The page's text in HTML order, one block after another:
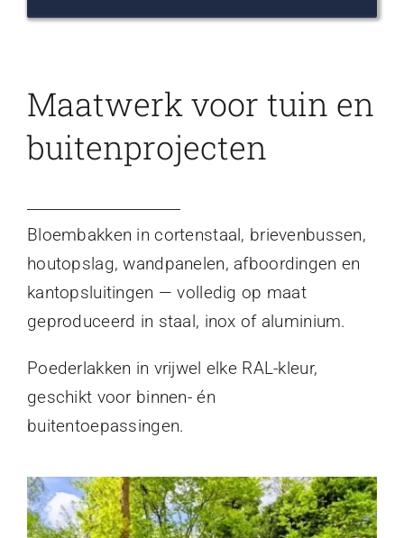
Maatwerk voor tuin en
buitenprojecten
Bloembakken in cortenstaal, brievenbussen,
houtopslag, wandpanelen, afboordingen en
kantopsluitingen — volledig op maat
geproduceerd in staal, inox of aluminium.
Poederlakken in vrijwel elke RAL-kleur,
geschikt voor binnen- én
buitentoepassingen.